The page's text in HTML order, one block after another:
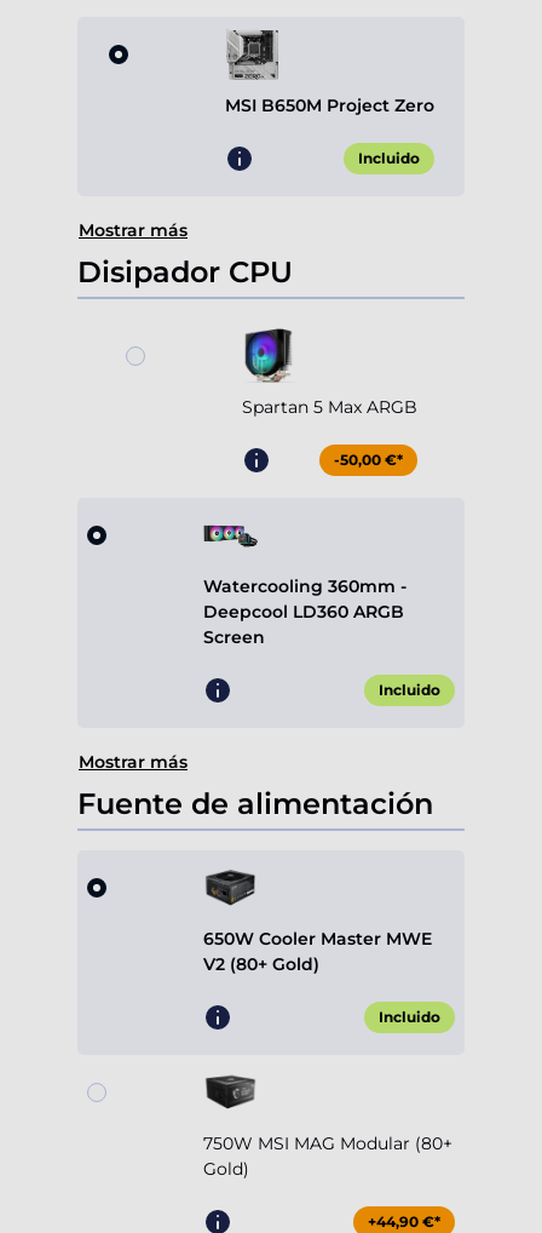
MSI B650M Project Zero
Incluido
Mostrar más
Disipador CPU
Spartan 5 Max ARGB
-50,00 €*
Watercooling 360mm -
Deepcool LD360 ARGB
Screen
Incluido
Mostrar más
Fuente de alimentación
650W Cooler Master MWE
V2 (80+ Gold)
Incluido
750W MSI MAG Modular (80+
Gold)
+44,90 €*